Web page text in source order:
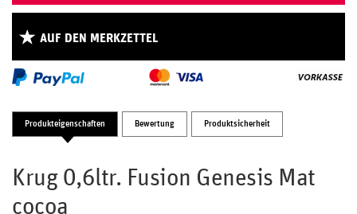
AUF DEN MERKZETTEL
Produkteigenschaften Bewertung Produktsicherheit
Krug 0,6ltr. Fusion Genesis Mat
cocoa